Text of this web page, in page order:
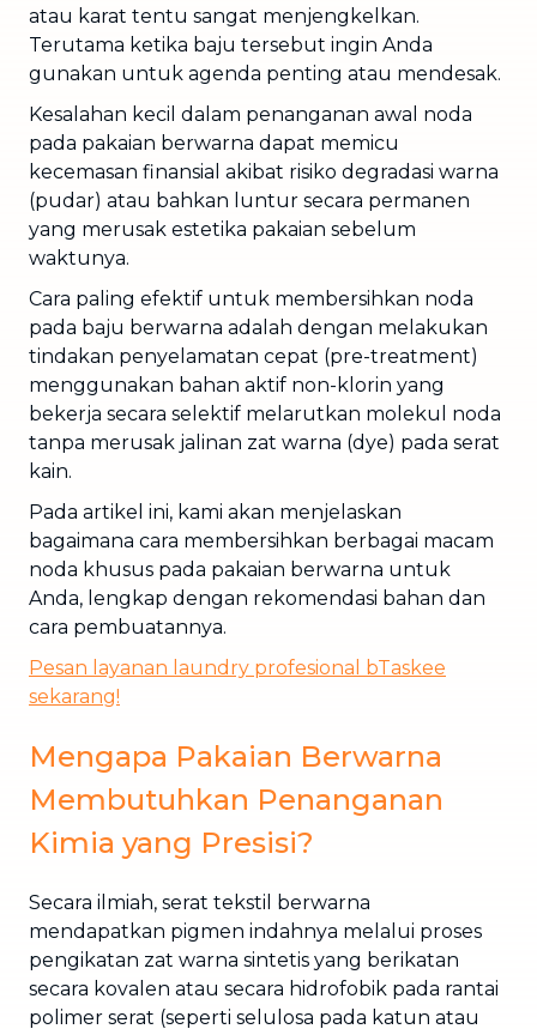
atau karat tentu sangat menjengkelkan.
Terutama ketika baju tersebut ingin Anda
gunakan untuk agenda penting atau mendesak.
Kesalahan kecil dalam penanganan awal noda
pada pakaian berwarna dapat memicu
kecemasan finansial akibat risiko degradasi warna
(pudar) atau bahkan luntur secara permanen
yang merusak estetika pakaian sebelum
waktunya.
Cara paling efektif untuk membersihkan noda
pada baju berwarna adalah dengan melakukan
tindakan penyelamatan cepat (pre-treatment)
menggunakan bahan aktif non-klorin yang
bekerja secara selektif melarutkan molekul noda
tanpa merusak jalinan zat warna (dye) pada serat
kain.
Pada artikel ini, kami akan menjelaskan
bagaimana cara membersihkan berbagai macam
noda khusus pada pakaian berwarna untuk
Anda, lengkap dengan rekomendasi bahan dan
cara pembuatannya.
Pesan layanan laundry profesional bTaskee
sekarang!
Mengapa Pakaian Berwarna
Membutuhkan Penanganan
Kimia yang Presisi?
Secara ilmiah, serat tekstil berwarna
mendapatkan pigmen indahnya melalui proses
pengikatan zat warna sintetis yang berikatan
secara kovalen atau secara hidrofobik pada rantai
polimer serat (seperti selulosa pada katun atau